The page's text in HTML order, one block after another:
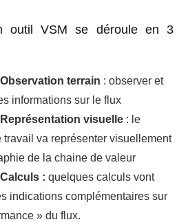
outil VSM se déroule en 3
Observation terrain : observer et
informations sur le flux
visuelle : le
travail va représenter visuellement
de la chaine de valeur
Calculs : quelques calculs vont
indications complémentaires sur
» du flux.